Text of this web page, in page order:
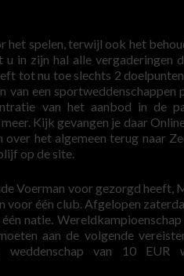
het spelen, terwijl ook het
in zijn hal alle vergaderingen
tot nu toe slechts 2
een
van het aanbod in de
Kijk gevangen je daar
het algemeen terug naar
op de site.
Voerman voor gezorgd
voor één club. Afgelopen
natie.
aan de volgende
weddenschap van 10